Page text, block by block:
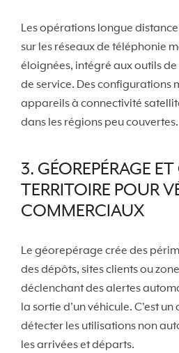
Les opérations longue
sur les réseaux de téléphonie
éloignées, intégré aux outils
de service. Des configurations
appareils à connectivité
dans les régions peu couvertes.
3. GÉOREPÉRAGE
TERRITOIRE POUR
COMMERCIAUX
Le géorepérage crée des
des dépôts, sites clients ou
déclenchant des alertes
la sortie d'un véhicule. C'est
détecter les utilisations non
les arrivées et départs.